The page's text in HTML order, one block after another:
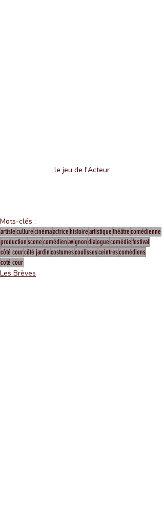
le jeu de l'Acteur
Mots-clés :
artisteculturecinémaactricehistoireartistiquethéâtrecomédienne
productionscenecomédienavignondialoguecomédiefestival
côté courcôté jardincostumescoulissesceintrescomédiens
coté cour
Les Brèves